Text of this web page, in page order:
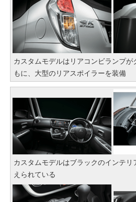
カスタムモデルはリアコンビランプが
もに、大型のリアスポイラーを装備
カスタムモデルはブラックのインテ
えられている